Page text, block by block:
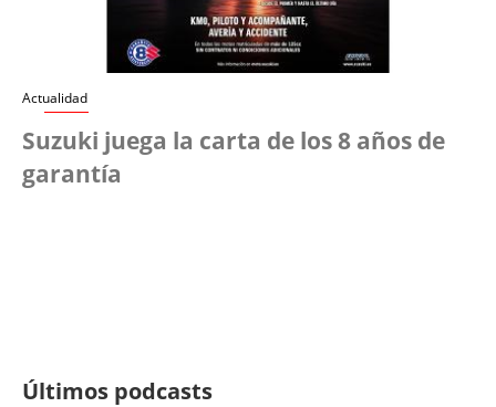
Actualidad
Suzuki juega la carta de los 8 años de
garantía
Últimos podcasts